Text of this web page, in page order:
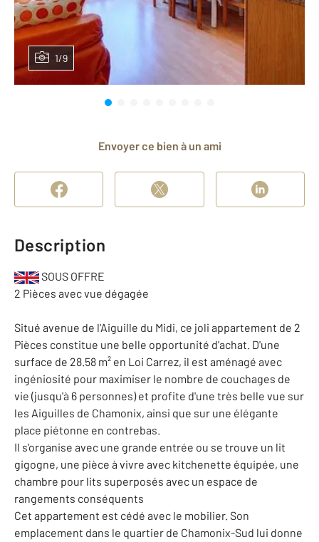
1/9
Envoyer ce bien à un ami
Description
SOUS OFFRE
2 Pièces avec vue dégagée
Situé avenue de l'Aiguille du Midi, ce joli appartement de 2
Pièces constitue une belle opportunité d'achat. D'une
surface de 28.58 m² en Loi Carrez, il est aménagé avec
ingéniosité pour maximiser le nombre de couchages de
vie (jusqu'à 6 personnes) et profite d'une très belle vue sur
les Aiguilles de Chamonix, ainsi que sur une élégante
place piétonne en contrebas.
Il s'organise avec une grande entrée ou se trouve un lit
gigogne, une pièce à vivre avec kitchenette équipée, une
chambre pour lits superposés avec un espace de
rangements conséquents
Cet appartement est cédé avec le mobilier. Son
emplacement dans le quartier de Chamonix-Sud lui donne